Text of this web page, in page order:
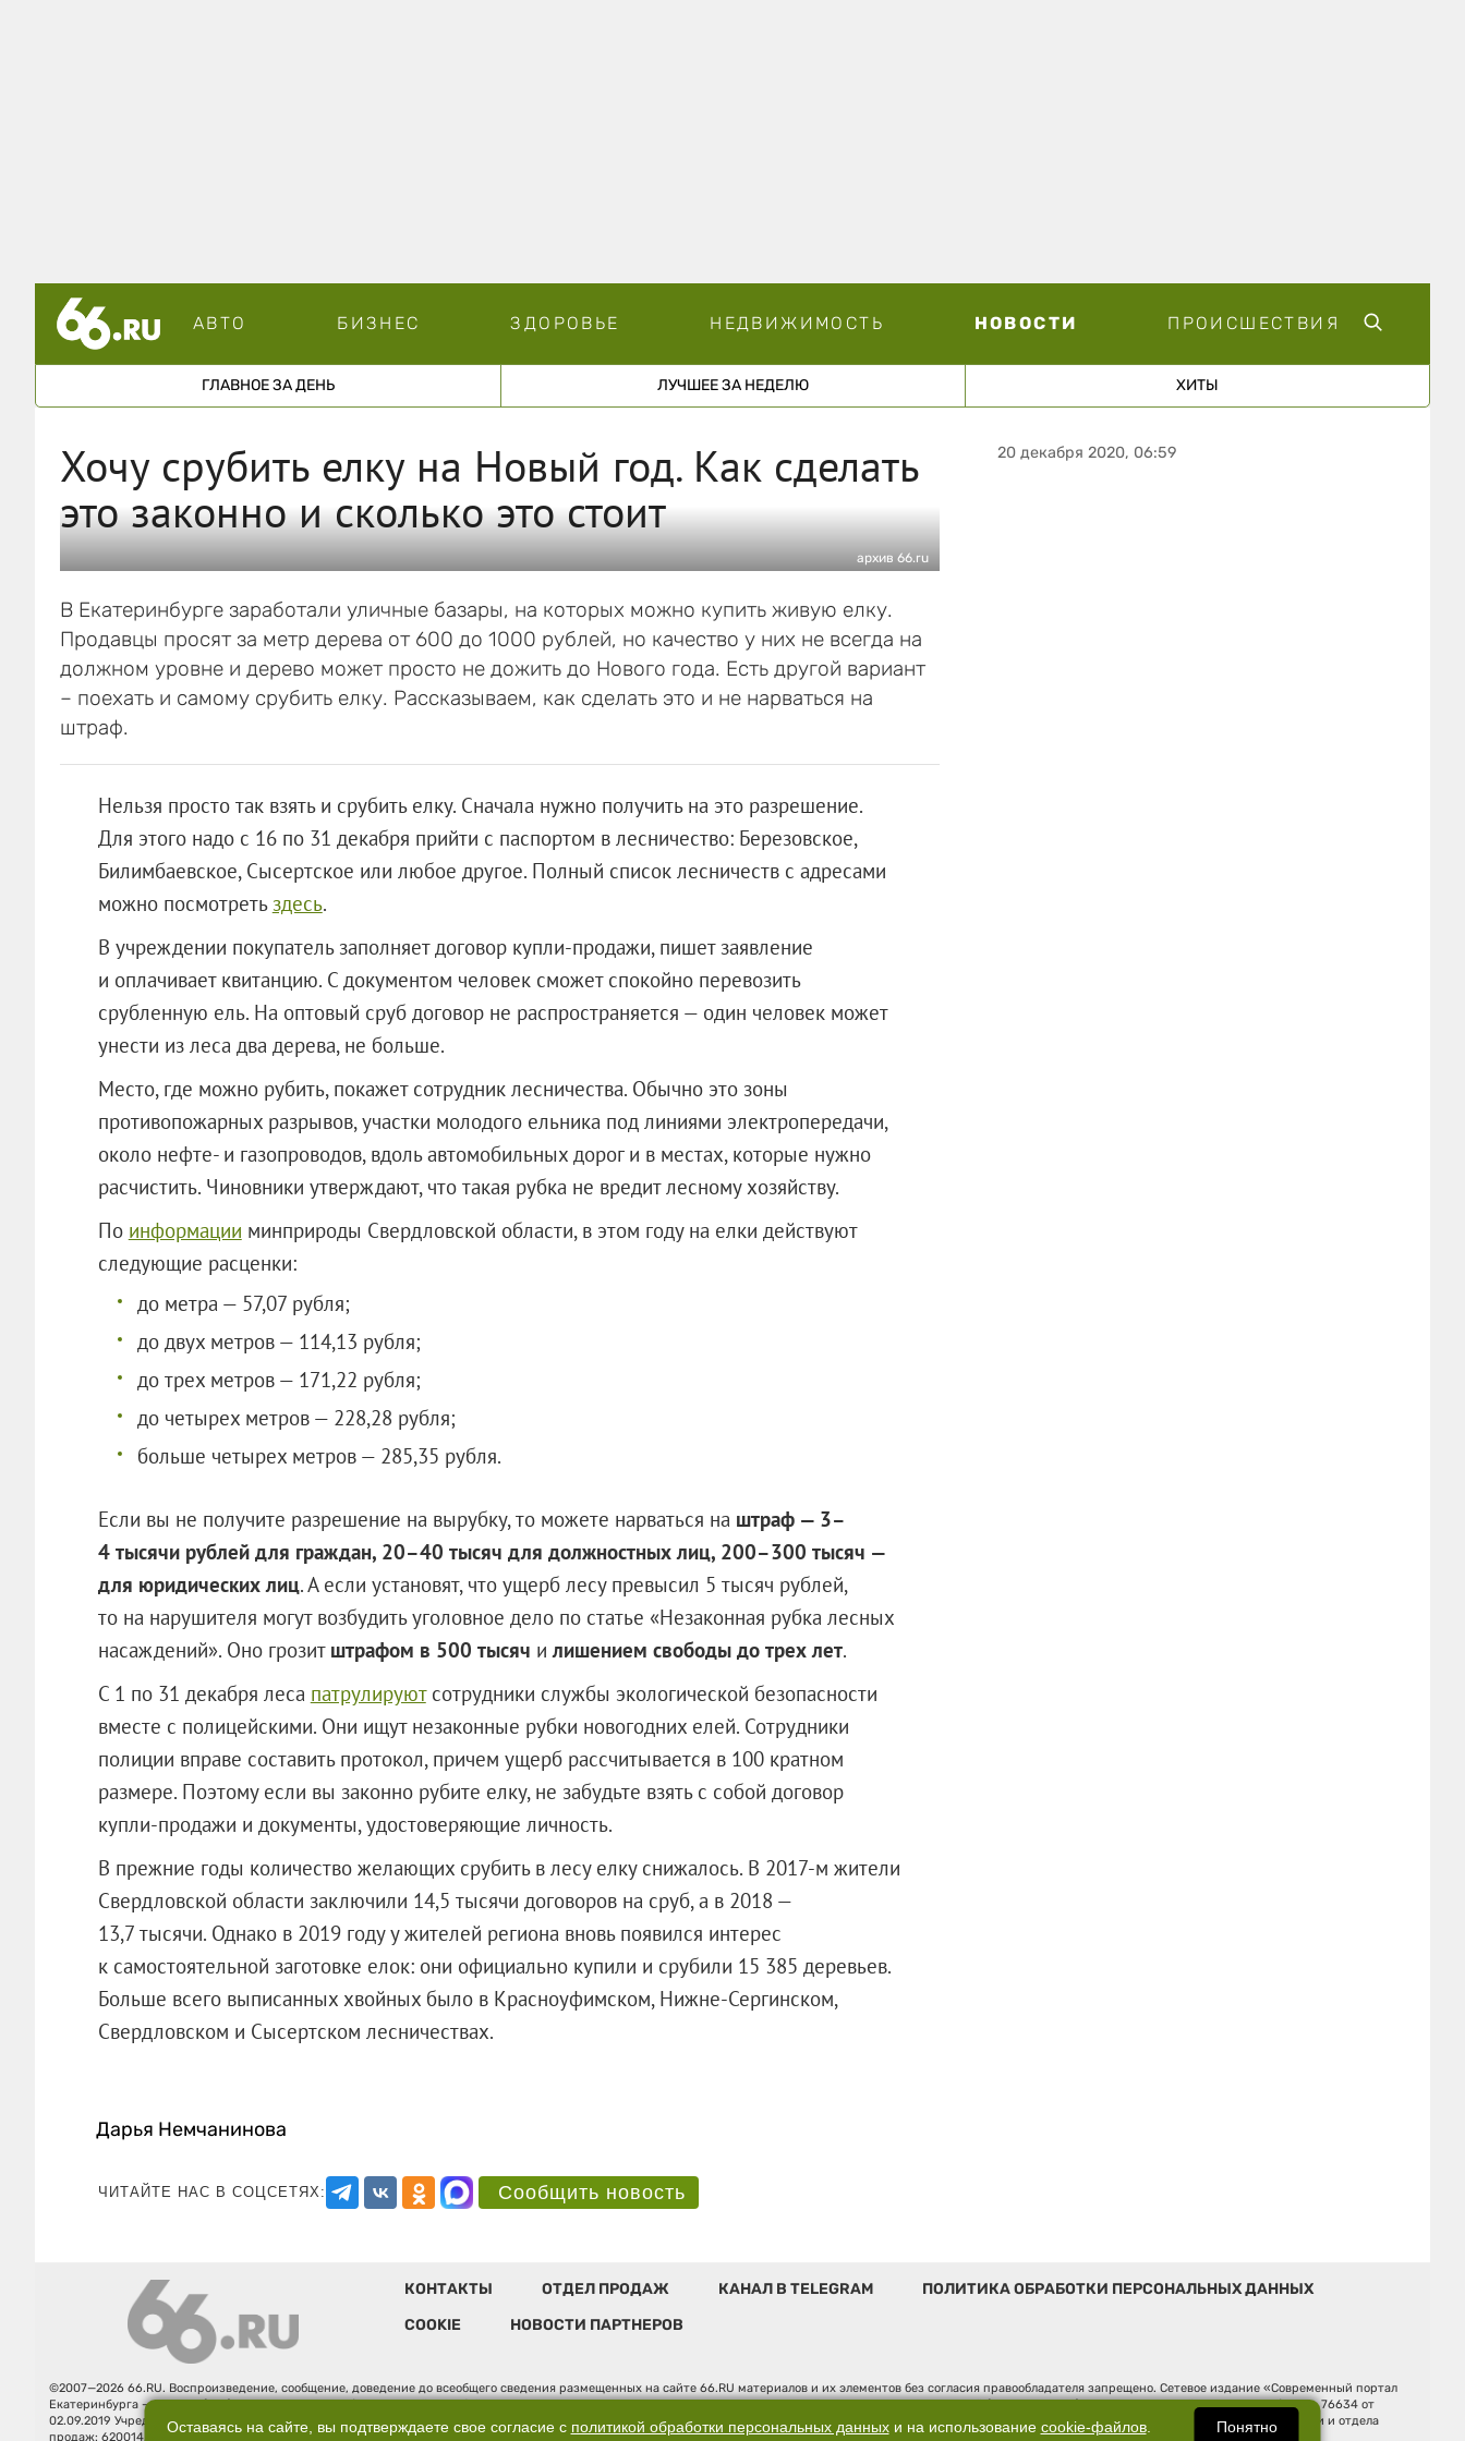
АВТО БИЗНЕС ЗДОРОВЬЕ НЕДВИЖИМОСТЬ НОВОСТИ ПРОИСШЕСТВИЯ
ГЛАВНОЕ ЗА ДЕНЬ ЛУЧШЕЕ ЗА НЕДЕЛЮ ХИТЫ
Хочу срубить елку на Новый год. Как сделать
это законно и сколько это стоит
архив 66.ru
В Екатеринбурге заработали уличные базары, на которых можно купить живую елку.
Продавцы просят за метр дерева от 600 до 1000 рублей, но качество у них не всегда на
должном уровне и дерево может просто не дожить до Нового года. Есть другой вариант
– поехать и самому срубить елку. Рассказываем, как сделать это и не нарваться на
штраф.
Нельзя просто так взять и срубить елку. Сначала нужно получить на это разрешение.
Для этого надо с 16 по 31 декабря прийти с паспортом в лесничество: Березовское,
Билимбаевское, Сысертское или любое другое. Полный список лесничеств с адресами
можно посмотреть здесь.
В учреждении покупатель заполняет договор купли-продажи, пишет заявление
и оплачивает квитанцию. С документом человек сможет спокойно перевозить
срубленную ель. На оптовый сруб договор не распространяется — один человек может
унести из леса два дерева, не больше.
Место, где можно рубить, покажет сотрудник лесничества. Обычно это зоны
противопожарных разрывов, участки молодого ельника под линиями электропередачи,
около нефте- и газопроводов, вдоль автомобильных дорог и в местах, которые нужно
расчистить. Чиновники утверждают, что такая рубка не вредит лесному хозяйству.
По информации минприроды Свердловской области, в этом году на елки действуют
следующие расценки:
до метра — 57,07 рубля;
до двух метров — 114,13 рубля;
до трех метров — 171,22 рубля;
до четырех метров — 228,28 рубля;
больше четырех метров — 285,35 рубля.
Если вы не получите разрешение на вырубку, то можете нарваться на штраф — 3–
4 тысячи рублей для граждан, 20–40 тысяч для должностных лиц, 200–300 тысяч —
для юридических лиц. А если установят, что ущерб лесу превысил 5 тысяч рублей,
то на нарушителя могут возбудить уголовное дело по статье «Незаконная рубка лесных
насаждений». Оно грозит штрафом в 500 тысяч илишением свободы до трех лет.
С 1 по 31 декабря леса патрулируютсотрудники службы экологической безопасности
вместе с полицейскими. Они ищут незаконные рубки новогодних елей. Сотрудники
полиции вправе составить протокол, причем ущерб рассчитывается в 100 кратном
размере. Поэтому если вы законно рубите елку, не забудьте взять с собой договор
купли-продажи и документы, удостоверяющие личность.
В прежние годы количество желающих срубить в лесу елку снижалось. В 2017-м жители
Свердловской области заключили 14,5 тысячи договоров на сруб, а в 2018 —
13,7 тысячи. Однако в 2019 году у жителей региона вновь появился интерес
к самостоятельной заготовке елок: они официально купили и срубили 15 385 деревьев.
Больше всего выписанных хвойных было в Красноуфимском, Нижне-Сергинском,
Свердловском и Сысертском лесничествах.
Дарья Немчанинова
ЧИТАЙТЕ НАС В СОЦСЕТЯХ: Сообщить новость
20 декабря 2020, 06:59
КОНТАКТЫ ОТДЕЛ ПРОДАЖ КАНАЛ В TELEGRAM
ПОЛИТИКА ОБРАБОТКИ ПЕРСОНАЛЬНЫХ ДАННЫХ
COOKIE
НОВОСТИ ПАРТНЕРОВ
©2007—2026 66.RU. Воспроизведение, сообщение, доведение до всеобщего сведения размещенных на сайте 66.RU материалов и их элементов без согласия правообладателя запрещено. Сетевое издание «Современный портал
Екатеринбурга — «66.ru» (18+) зарегистрировано Федеральной службой по надзору в сфере связи, информационных технологий и массовых коммуникаций (Роскомнадзор). Регистрационный номер ЭЛ № ФС 77 - 76634 от
02.09.2019 Учредитель: Общество с ограниченной ответственностью "66.ру". Юридический адрес: 620014, Свердловская обл., г. Екатеринбург, ул. Бориса Ельцина, строение 3, оф. 7015 Фактический адрес редакции и отдела
продаж: 620014, Свердловская обл., г. Екатеринбург, ул. Бориса Ельцина, д. 3, оф. 7015, +7 (343) 288-50-66 info@news.66.ru Главный редактор: Шлыков Дмитрий Владимирович
Оставаясь на сайте, вы подтверждаете свое согласие с политикой обработки персональных данныхи на использование cookie-файлов. Понятно